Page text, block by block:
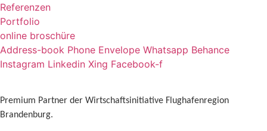
Referenzen
Portfolio
online broschüre
Address-book Phone Envelope Whatsapp Behance
Instagram Linkedin Xing Facebook-f
Premium Partner der Wirtschaftsinitiative Flughafenregion
Brandenburg.